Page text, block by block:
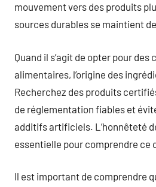
mouvement vers des produits
sources durables se maintient
Quand il s’agit de opter pour
alimentaires, l’origine des
Recherchez des produits
de réglementation fiables et
additifs artificiels. L’honnêteté
essentielle pour comprendre ce
Il est important de comprendre